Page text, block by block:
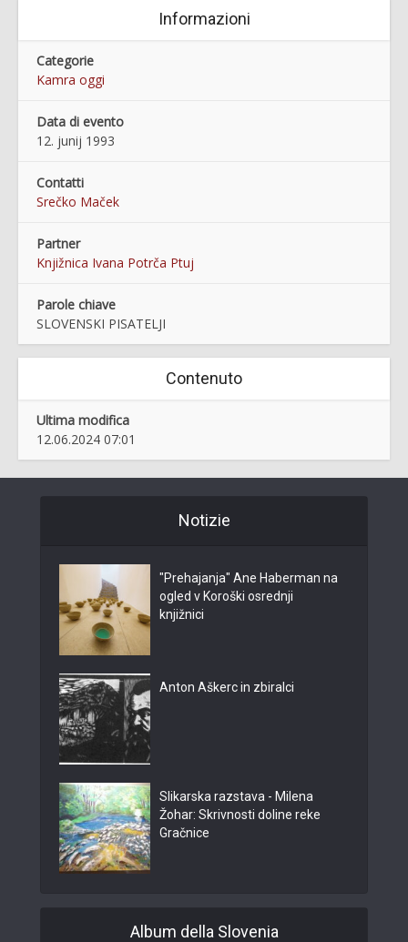
Informazioni
Categorie
Kamra oggi
Data di evento
12. junij 1993
Contatti
Srečko Maček
Partner
Knjižnica Ivana Potrča Ptuj
Parole chiave
SLOVENSKI PISATELJI
Contenuto
Ultima modifica
12.06.2024 07:01
Notizie
"Prehajanja" Ane Haberman na
ogled v Koroški osrednji
knjižnici
Anton Aškerc in zbiralci
Slikarska razstava - Milena
Žohar: Skrivnosti doline reke
Gračnice
Album della Slovenia